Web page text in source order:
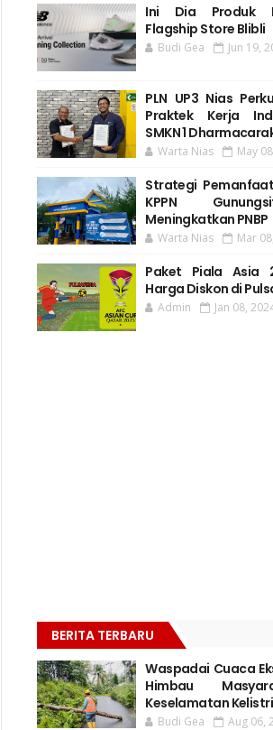
Ini Dia Produk
Flagship Store Blibli
Budi Gea Jun 19,
PLN UP3 Nias
Praktek Kerja
SMKN 1
Warta Nias May
Strategi
KPPN
Meningkatkan PNBP
Warta Nias Mar
Paket Piala Asia
Harga Diskon di
Admin Jan 08,
BERITA TERBARU
Waspadai Cuaca
Himbau
Keselamatan
Budi Gea Aug 06,